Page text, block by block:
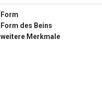
Form
Form des Beins
weitere Merkmale